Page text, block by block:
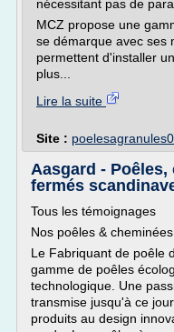
nécessitant pas de
MCZ propose une
se démarque avec ses
permettent d'installer
plus...
Lire la suite
Site :
Aasgard -
fermés
Tous les témoignages
Nos poêles &
Le Fabriquant de poêle
gamme de poêles
technologique. Une
transmise jusqu'à ce
produits au design